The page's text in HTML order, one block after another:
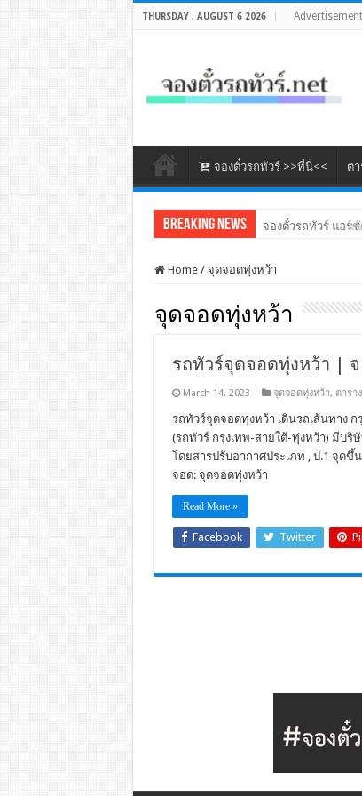
THURSDAY , AUGUST 6 2026 Advertisement
จองตั๋วรถทัวร์ >>ที่นี่<< ต
Breaking News จองตั๋วรถทัวร์ นวน
จองตั๋วรถทัวร์ แอร์
Home / จุดจอดทุ่งหว้า
จุดจอดทุ่งหว้า
รถทัวร์จุดจอดทุ่งหว้า | จ
March 14, 2023 จุดจอดทุ่งหว้า, ตารา
รถทัวร์จุดจอดทุ่งหว้า เดินรถเส้นทาง
(รถทัวร์ กรุงเทพ-สายใต้-ทุ่งหว้า) มีบริ
โดยสารปรับอากาศประเภท , ป.1 จุดขึ้
จอด: จุดจอดทุ่งหว้า
Read More »
Facebook Twitter